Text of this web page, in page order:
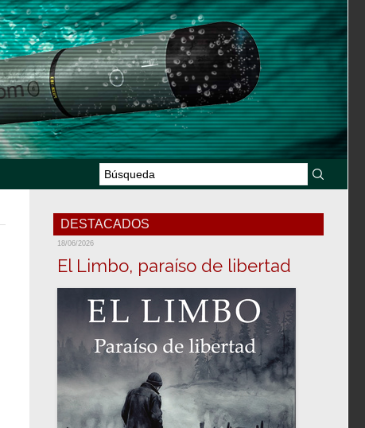
DESTACADOS
18/06/2026
El Limbo, paraíso de libertad